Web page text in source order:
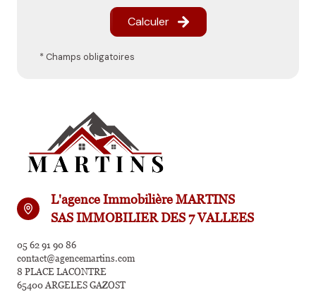
Calculer
* Champs obligatoires
L'agence Immobilière MARTINS
SAS IMMOBILIER DES 7 VALLEES
05 62 91 90 86
contact@agencemartins.com
8 PLACE LACONTRE
65400 ARGELES GAZOST